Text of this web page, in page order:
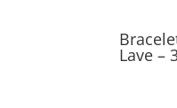
Lave –